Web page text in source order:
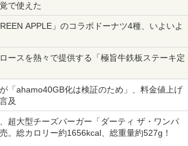
で使えた
APPLE」のコラボドーナツ4種、いよいよ
ースを熱々で提供する「極旨牛鉄板ステーキ定
「ahamo40GB化は検証のため」、料金値上げ
及
超大型チーズバーガー「ダーティ ザ・ワンパ
。総カロリー約1656kcal、総重量約527g！